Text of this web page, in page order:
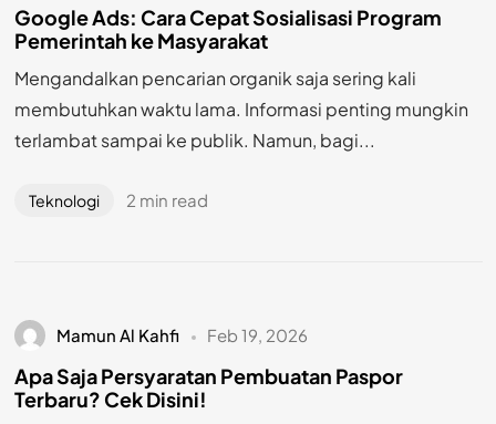
Google Ads: Cara Cepat Sosialisasi Program
Pemerintah ke Masyarakat
Mengandalkan pencarian organik saja sering kali
membutuhkan waktu lama. Informasi penting mungkin
terlambat sampai ke publik. Namun, bagi...
Teknologi 2 min read
Mamun Al Kahfi Feb 19, 2026
Apa Saja Persyaratan Pembuatan Paspor
Terbaru? Cek Disini!